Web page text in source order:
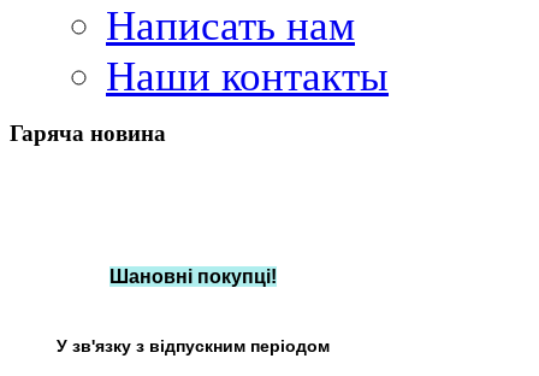
Написать нам
Наши контакты
Гаряча новина
Шановні покупці!
У зв'язку з відпускним періодом